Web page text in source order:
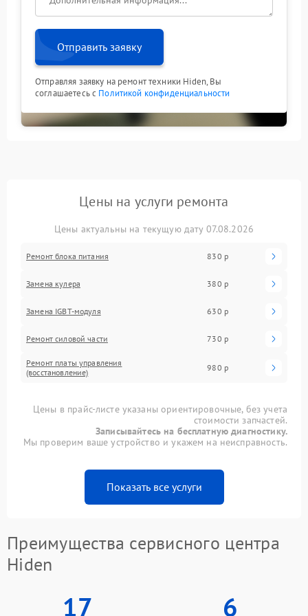
Отправить заявку
Отправляя заявку на ремонт техники Hiden, Вы
соглашаетесь с Политикой конфиденциальности
Цены на услуги ремонта
Цены актуальны на текущую дату 07.08.2026
Ремонт блока питания 830 р
Замена кулера 380 р
Замена IGBT-модуля 630 р
Ремонт силовой части 730 р
Ремонт платы управления
(восстановление)
980 р
Цены в прайс-листе указаны ориентировочные, без учета
стоимости запчастей.
Записывайтесь на бесплатную диагностику.
Мы проверим ваше устройство и укажем на неисправность.
Показать все услуги
Преимущества сервисного центра
Hiden
17 6